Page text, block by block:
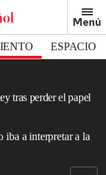
Menú
ESPACIO
tras perder el papel
iba a interpretar a la